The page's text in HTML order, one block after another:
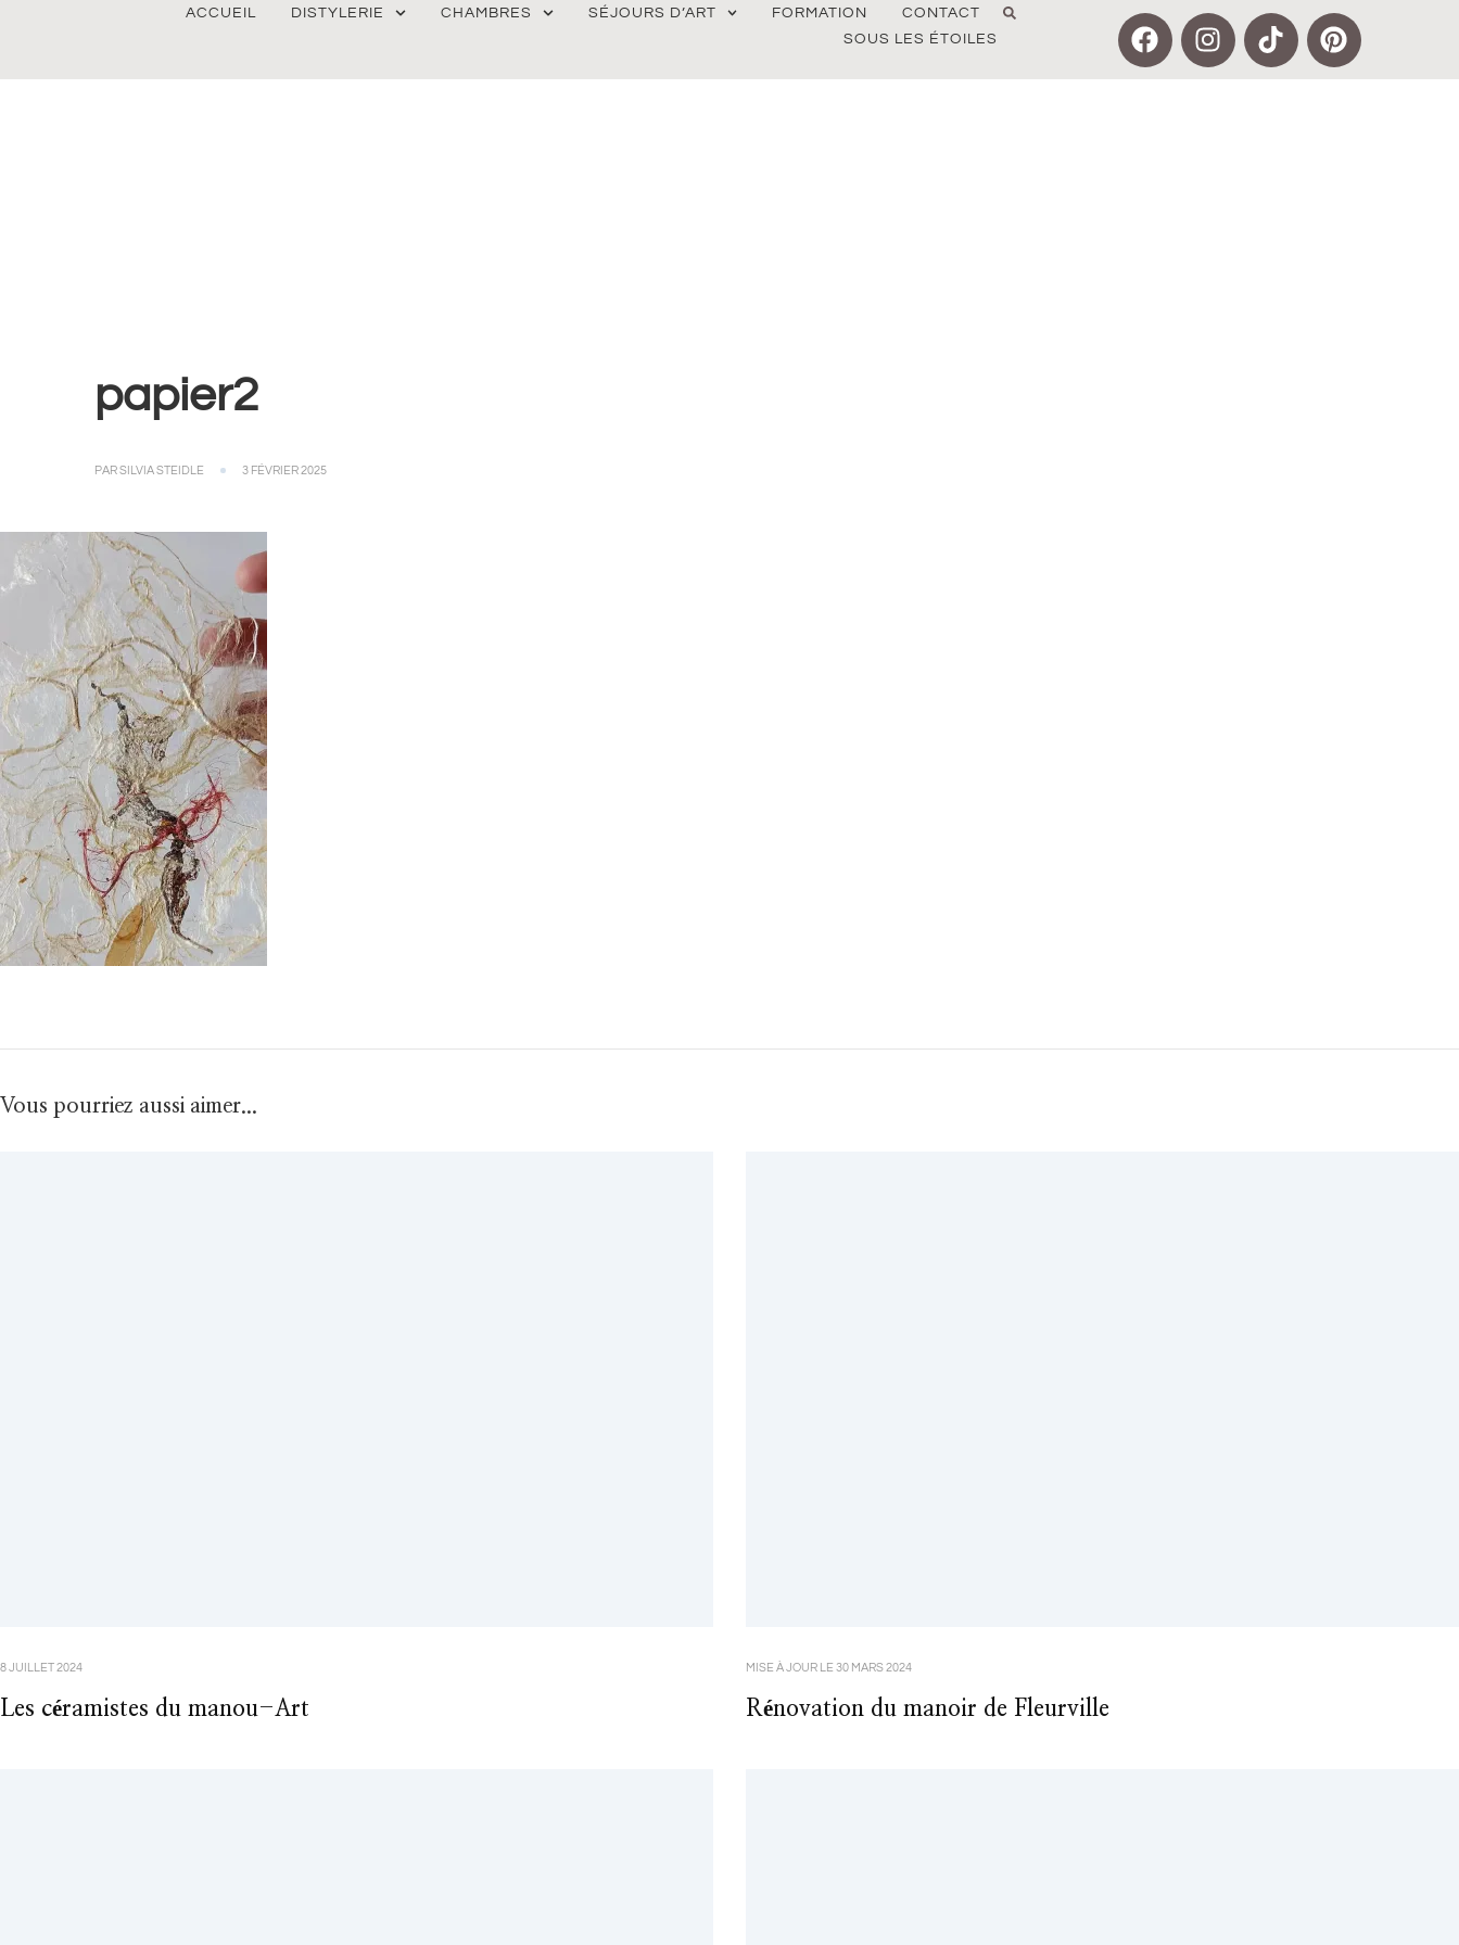
ACCUEIL DISTYLERIE CHAMBRES SÉJOURS D’ART FORMATION
CONTACT
SOUS LES ÉTOILES
papier2
PARSILVIA STEIDLE 3 FÉVRIER 2025
Vous pourriez aussi aimer...
8 JUILLET 2024
Les céramistes du manou-Art
MISE À JOUR LE 30 MARS 2024
Rénovation du manoir de Fleurville